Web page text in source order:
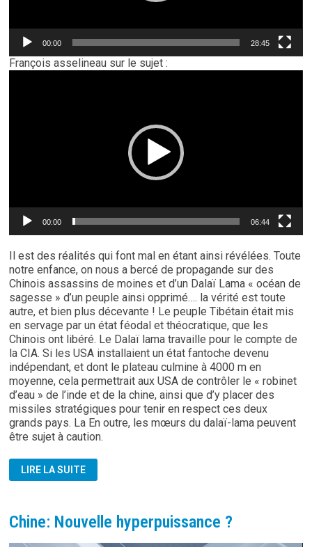
00:00 28:45
François asselineau sur le sujet :
00:00 06:44
Il est des réalités qui font mal en étant ainsi révélées. Toute
notre enfance, on nous a bercé de propagande sur des
Chinois assassins de moines et d’un Dalaï Lama « océan de
sagesse » d’un peuple ainsi opprimé…. la vérité est toute
autre, et bien plus décevante ! Le peuple Tibétain était mis
en servage par un état féodal et théocratique, que les
Chinois ont libéré. Le Dalaï lama travaille pour le compte de
la CIA. Si les USA installaient un état fantoche devenu
indépendant, et dont le plateau culmine à 4000 m en
moyenne, cela permettrait aux USA de contrôler le « robinet
d’eau » de l’inde et de la chine, ainsi que d’y placer des
missiles stratégiques pour tenir en respect ces deux
grands pays. La En outre, les mœurs du dalaï-lama peuvent
être sujet à caution.
LA
VÉRITABLE
ET
DU
LIRE LA SUITE
Chine: Nouvelle hyperpuissance ?